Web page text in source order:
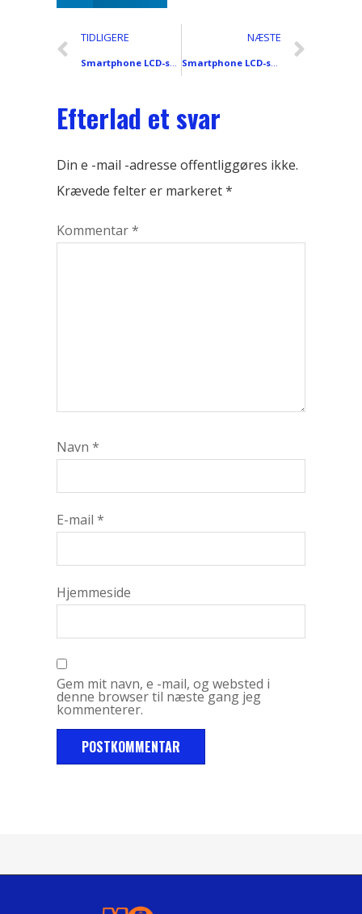
TIDLIGERE NÆSTE
Smartphone LCD-skærm Forsendelsesforholdsregler for emballage og logistik
Efterlad et svar
Din e -mail -adresse offentliggøres ikke.
Krævede felter er markeret*
Kommentar*
Navn *
E-mail *
Hjemmeside
Gem mit navn, e -mail, og websted i
denne browser til næste gang jeg
kommenterer.